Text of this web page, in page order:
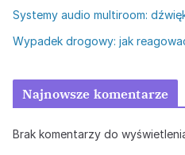
Systemy audio multiroom:
Wypadek drogowy: jak
Najnowsze komentarze
Brak komentarzy do